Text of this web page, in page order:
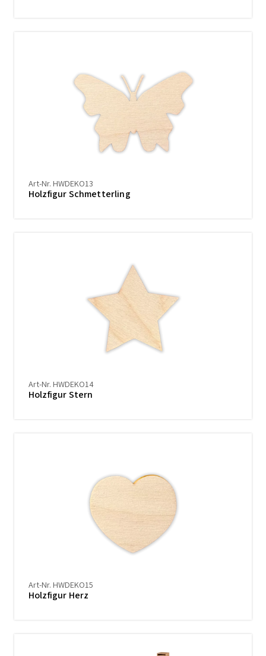
Art-Nr. HWDEKO13
Holzfigur Schmetterling
Art-Nr. HWDEKO14
Holzfigur Stern
Art-Nr. HWDEKO15
Holzfigur Herz